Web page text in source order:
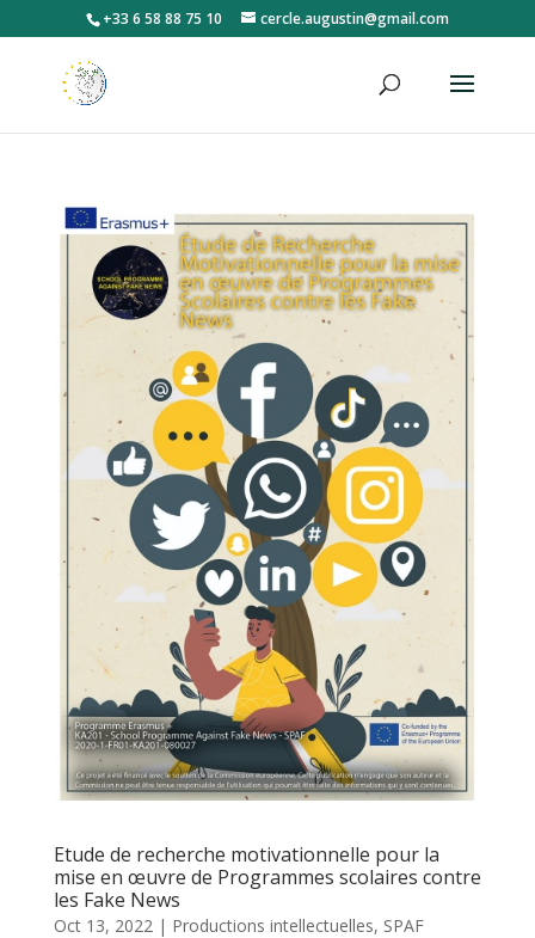
+33 6 58 88 75 10 cercle.augustin@gmail.com
Etude de recherche motivationnelle pour la
mise en œuvre de Programmes scolaires contre
les Fake News
Oct 13, 2022 | Productions intellectuelles, SPAF